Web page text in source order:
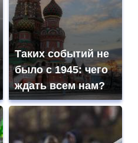
Таких событий не
было с 1945: чего
ждать всем нам?